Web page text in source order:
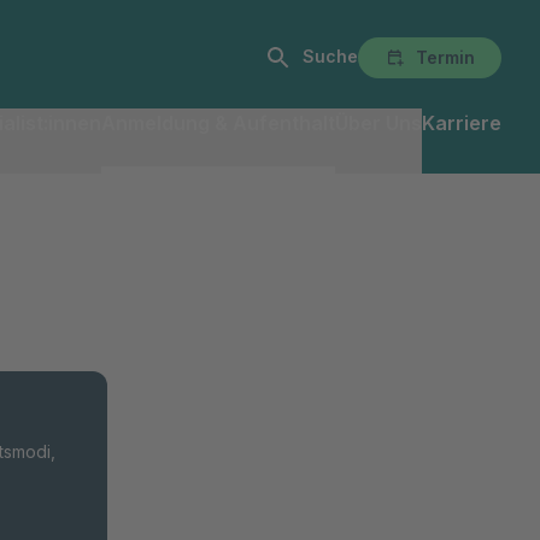
Suche Termin
Karriere